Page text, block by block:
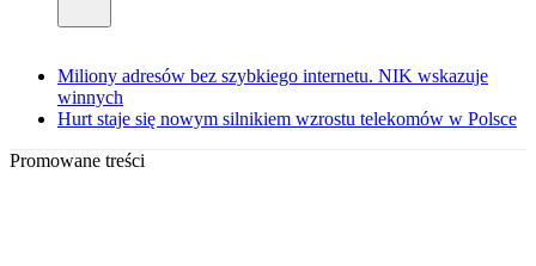
Miliony adresów bez szybkiego internetu. NIK wskazuje
winnych
Hurt staje się nowym silnikiem wzrostu telekomów w Polsce
Promowane treści